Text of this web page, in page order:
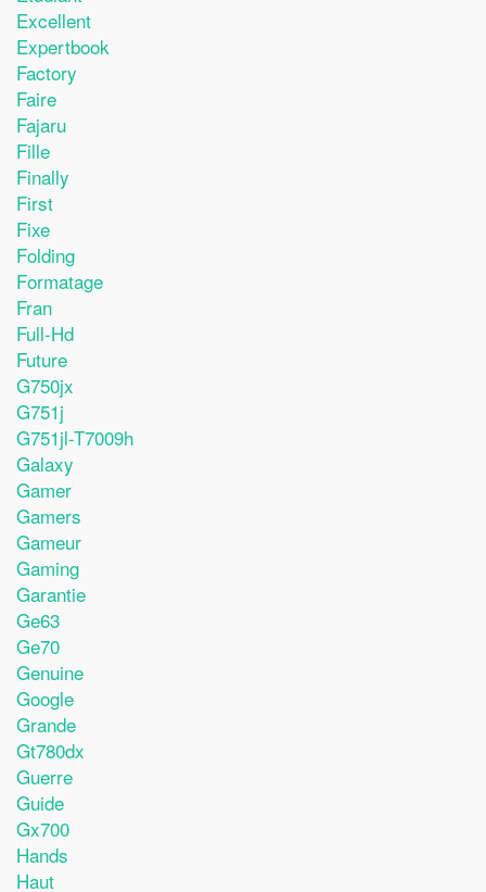
Excellent
Expertbook
Factory
Faire
Fajaru
Fille
Finally
First
Fixe
Folding
Formatage
Fran
Full-Hd
Future
G750jx
G751j
G751jl-T7009h
Galaxy
Gamer
Gamers
Gameur
Gaming
Garantie
Ge63
Ge70
Genuine
Google
Grande
Gt780dx
Guerre
Guide
Gx700
Hands
Haut